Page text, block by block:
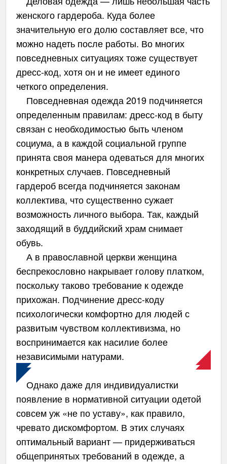
женского гардероба. Куда более
значительную его долю составляет все, что
можно надеть после работы. Во многих
повседневных ситуациях тоже существует
дресс-код, хотя он и не имеет единого
четкого определения.
Повседневная одежда 2019 подчиняется
определенным правилам: дресс-код в быту
связан с необходимостью быть членом
социума, а в каждой социальной группе
принята своя манера одеваться для многих
конкретных случаев. Повседневный
гардероб всегда подчиняется законам
коллектива, что существенно сужает
возможность личного выбора. Так, каждый
заходящий в буддийский храм снимает
обувь.
А в православной церкви женщина
беспрекословно накрывает голову платком,
поскольку таково требование к одежде
прихожан. Подчинение дресс-коду
психологически комфортно для людей с
развитым чувством коллективизма, но
воспринимается как насилие более
независимыми натурами.
Однако даже для индивидуалистки
появление в нормативной ситуации одетой
совсем уж «не по уставу», как правило,
чревато дискомфортом. В этих случаях
оптимальный вариант — придерживаться
общепринятых требований в одежде, а